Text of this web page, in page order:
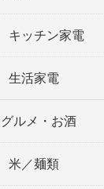
キッチン家電
生活家電
グルメ・お酒
米／麺類